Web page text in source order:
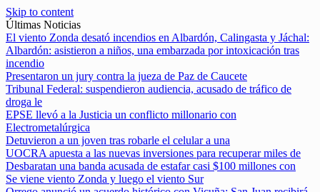
Skip to content
Últimas Noticias
El viento Zonda desató incendios en Albardón, Calingasta y Jáchal:
Albardón: asistieron a niños, una embarzada por intoxicación tras
incendio
Presentaron un jury contra la jueza de Paz de Caucete
Tribunal Federal: suspendieron audiencia, acusado de tráfico de
droga le
EPSE llevó a la Justicia un conflicto millonario con
Electrometalúrgica
Detuvieron a un joven tras robarle el celular a una
UOCRA apuesta a las nuevas inversiones para recuperar miles de
Desbaratan una banda acusada de estafar casi $100 millones con
Se viene viento Zonda y luego el viento Sur